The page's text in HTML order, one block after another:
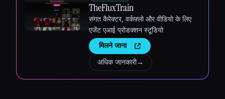
TheFluxTrain
संगत कैरेक्टर, वर्कफ़्लो और वीडियो के लिए
एजेंट एआई प्रोडक्शन स्टूडियो
मिलने जाना
अधिक जानकारी→